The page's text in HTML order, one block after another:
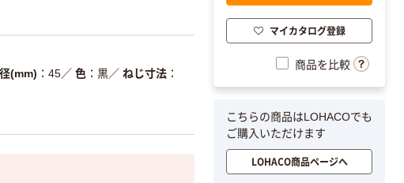
(mm) 45／ 色 黒／ ねじ寸法
マイカタログ登録
商品を比較
こちらの商品はLOHACOでも
ご購入いただけます
LOHACO商品ページへ